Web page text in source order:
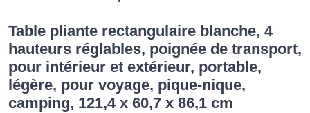
Table pliante rectangulaire blanche, 4
hauteurs réglables, poignée de transport,
pour intérieur et extérieur, portable,
légère, pour voyage, pique-nique,
camping, 121,4 x 60,7 x 86,1 cm